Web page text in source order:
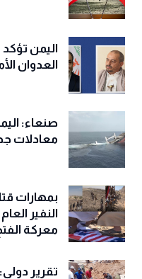
اليمن
العدوان
صنعاء:
معادلات
بمهارات
النفير
معركة
تقرير